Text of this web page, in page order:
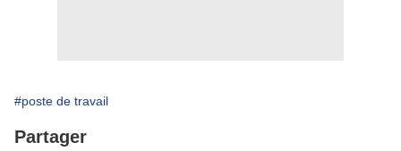
#poste de travail
Partager